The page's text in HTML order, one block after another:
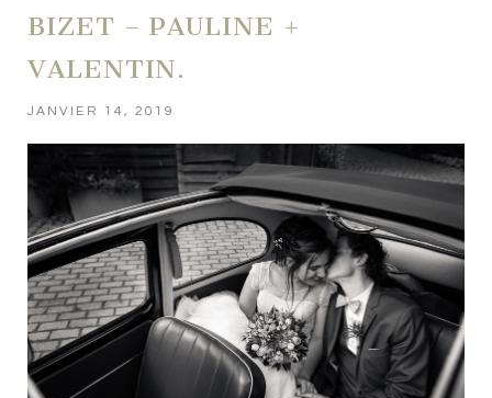
BIZET – PAULINE +
VALENTIN.
JANVIER 14, 2019